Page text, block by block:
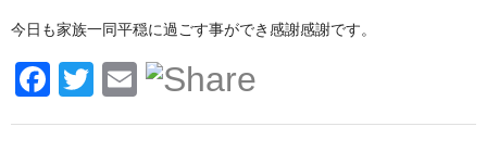
今日も家族一同平穏に過ごす事ができ感謝感謝です。
F
a
T
wi
E
m